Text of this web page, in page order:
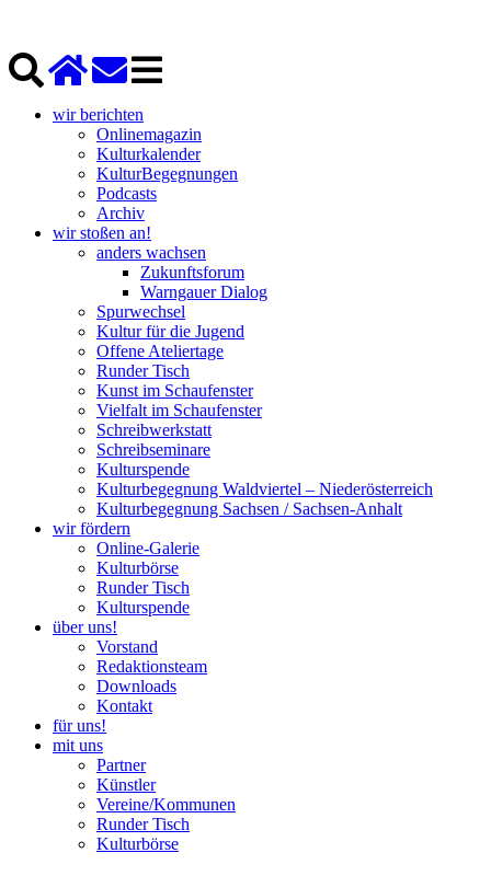
wir berichten
Onlinemagazin
Kulturkalender
KulturBegegnungen
Podcasts
Archiv
wir stoßen an!
anders wachsen
Zukunftsforum
Warngauer Dialog
Spurwechsel
Kultur für die Jugend
Offene Ateliertage
Runder Tisch
Kunst im Schaufenster
Vielfalt im Schaufenster
Schreibwerkstatt
Schreibseminare
Kulturspende
Kulturbegegnung Waldviertel – Niederösterreich
Kulturbegegnung Sachsen / Sachsen-Anhalt
wir fördern
Online-Galerie
Kulturbörse
Runder Tisch
Kulturspende
über uns!
Vorstand
Redaktionsteam
Downloads
Kontakt
für uns!
mit uns
Partner
Künstler
Vereine/Kommunen
Runder Tisch
Kulturbörse